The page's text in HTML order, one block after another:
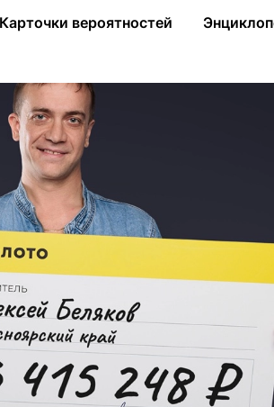
Карточки вероятностей